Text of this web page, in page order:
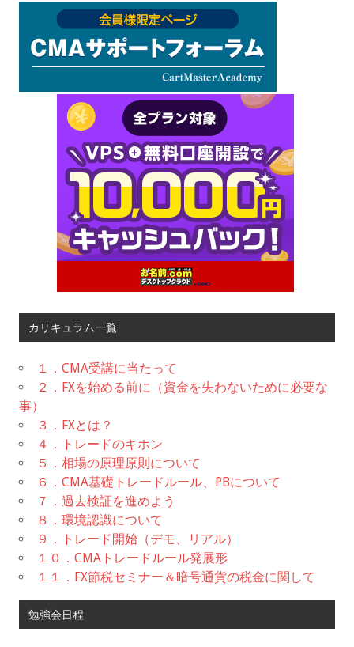
カリキュラム一覧
１．CMA受講に当たって
２．FXを始める前に（資金を失わないために必要な
事）
３．FXとは？
４．トレードのキホン
５．相場の原理原則について
６．CMA基礎トレードルール、PBについて
７．過去検証を進めよう
８．環境認識について
９．トレード開始（デモ、リアル）
１０．CMAトレードルール発展形
１１．FX節税セミナー＆暗号通貨の税金に関して
勉強会日程